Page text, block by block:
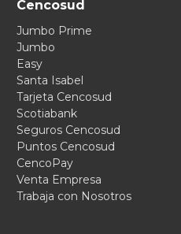
Cencosud
Jumbo Prime
Jumbo
Easy
Santa Isabel
Tarjeta Cencosud
Scotiabank
Seguros Cencosud
Puntos Cencosud
CencoPay
Venta Empresa
Trabaja con Nosotros